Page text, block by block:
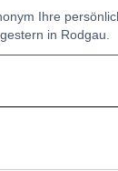
Ihre
in Rodgau.